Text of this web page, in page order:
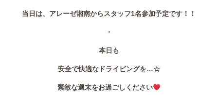
当日は、アレーゼ湘南からスタッフ1名参加予定です！！
・
本日も
安全で快適なドライビングを…☆
素敵な週末をお過ごしください